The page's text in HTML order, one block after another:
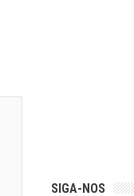
SIGA-NOS